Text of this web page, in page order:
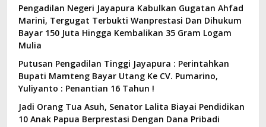
Pengadilan Negeri Jayapura Kabulkan Gugatan Ahfad
Marini, Tergugat Terbukti Wanprestasi Dan Dihukum
Bayar 150 Juta Hingga Kembalikan 35 Gram Logam
Mulia
Putusan Pengadilan Tinggi Jayapura : Perintahkan
Bupati Mamteng Bayar Utang Ke CV. Pumarino,
Yuliyanto : Penantian 16 Tahun !
Jadi Orang Tua Asuh, Senator Lalita Biayai Pendidikan
10 Anak Papua Berprestasi Dengan Dana Pribadi